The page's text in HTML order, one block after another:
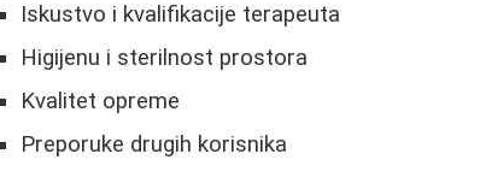
Iskustvo i kvalifikacije terapeuta
Higijenu i sterilnost prostora
Kvalitet opreme
Preporuke drugih korisnika